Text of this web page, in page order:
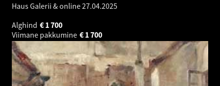
Haus Galerii & online27.04.2025
Alghind
1 700
€
Viimane pakkumine
1 700
€